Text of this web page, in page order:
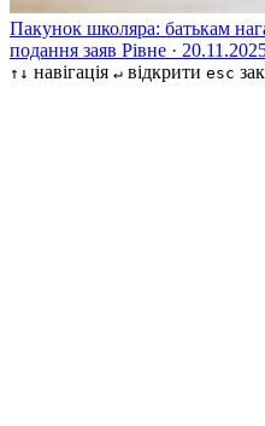
Пакунок школяра: батькам
подання заяв Рівне ·
↑↓ навігація ↵ відкрити esc